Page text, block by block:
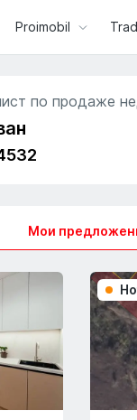
по продаже
Мои
Proimobil